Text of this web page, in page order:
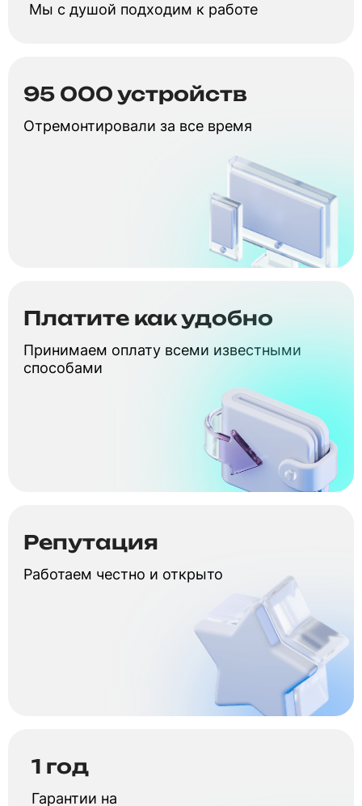
Мы с душой подходим к работе
95 000 устройств
Отремонтировали за все время
Репутация
Работаем честно и открыто
Платите как удобно
Принимаем оплату всеми известными
способами
1 год
Гарантии на